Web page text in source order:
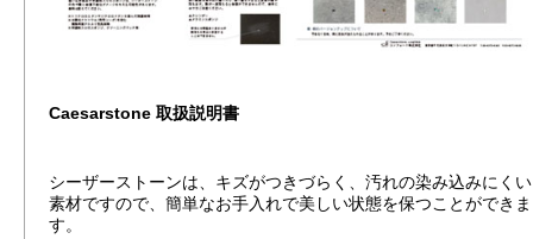
Caesarstone 取扱説明書
シーザーストーンは、キズがつきづらく、汚れの染み込みにくい
素材ですので、簡単なお手入れで美しい状態を保つことができま
す。